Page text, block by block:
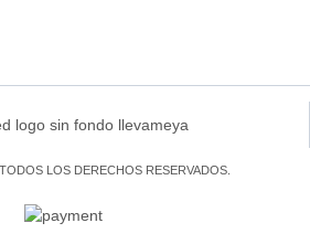
LOS DERECHOS RESERVADOS.